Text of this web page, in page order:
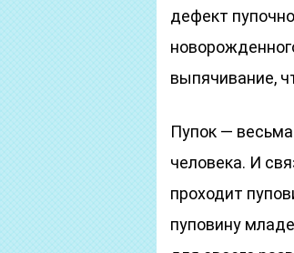
дефект
выпячивание,
Пупок —
человека. И
проходит
пуповину